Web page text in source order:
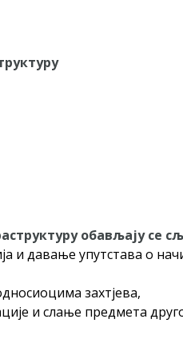
обављају се
и давање упутстава о
захтјева,
и слање предмета